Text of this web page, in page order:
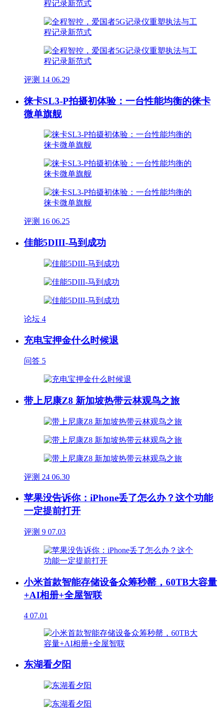
评测 14 06.29
徕卡SL3-P拍摄初体验：一台性能均衡的徕卡
微单旗舰
评测 16 06.25
佳能5DIII-马到成功
论坛 4
充电宝押金什么时候退
问答 5
带上尼康Z8 新加坡热带云林观鸟之旅
评测 24 06.30
苹果没告诉你：iPhone丢了怎么办？这个功能
一定提前打开
评测 9 07.03
小米首款智能存储设备众筹秒罄，60TB大容量
+AI相册+全屋智联
4 07.01
东湖看夕阳